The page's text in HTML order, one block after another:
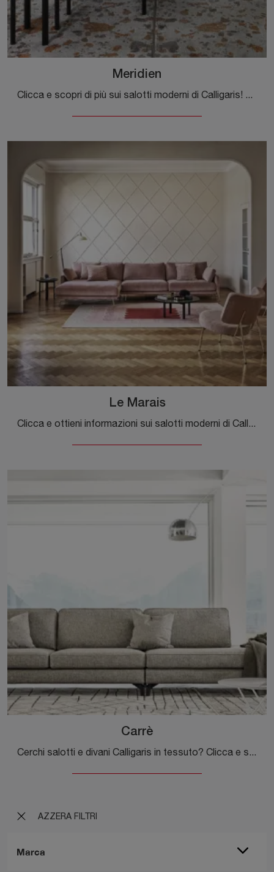
AZZERA FILTRI
Marca
Meridien
Clicca e scopri di più sui salotti moderni di Calligaris! Differenti modelli di divani, come Meridien, ti aspettano.
Le Marais
Clicca e ottieni informazioni sui salotti moderni di Calligaris! Vari modelli di divani, come Le Marais, ti aspettano.
Carrè
Cerchi salotti e divani Calligaris in tessuto? Clicca e scopri di più sul modello Carrè per spazi moderni.